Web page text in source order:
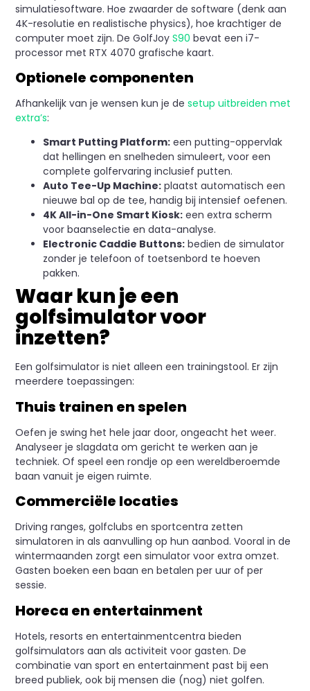
simulatiesoftware. Hoe zwaarder de software (denk aan
4K-resolutie en realistische physics), hoe krachtiger de
computer moet zijn. De GolfJoyS90 bevat een i7-
processor met RTX 4070 grafische kaart.
Optionele componenten
Afhankelijk van je wensen kun je desetup uitbreiden met
extra’s:
Smart Putting Platform: een putting-oppervlak
dat hellingen en snelheden simuleert, voor een
complete golfervaring inclusief putten.
Auto Tee-Up Machine: plaatst automatisch een
nieuwe bal op de tee, handig bij intensief oefenen.
4K All-in-One Smart Kiosk: een extra scherm
voor baanselectie en data-analyse.
Electronic Caddie Buttons: bedien de simulator
zonder je telefoon of toetsenbord te hoeven
pakken.
Waar kun je een
golfsimulator voor
inzetten?
Een golfsimulator is niet alleen een trainingstool. Er zijn
meerdere toepassingen:
Thuis trainen en spelen
Oefen je swing het hele jaar door, ongeacht het weer.
Analyseer je slagdata om gericht te werken aan je
techniek. Of speel een rondje op een wereldberoemde
baan vanuit je eigen ruimte.
Commerciële locaties
Driving ranges, golfclubs en sportcentra zetten
simulatoren in als aanvulling op hun aanbod. Vooral in de
wintermaanden zorgt een simulator voor extra omzet.
Gasten boeken een baan en betalen per uur of per
sessie.
Horeca en entertainment
Hotels, resorts en entertainmentcentra bieden
golfsimulators aan als activiteit voor gasten. De
combinatie van sport en entertainment past bij een
breed publiek, ook bij mensen die (nog) niet golfen.